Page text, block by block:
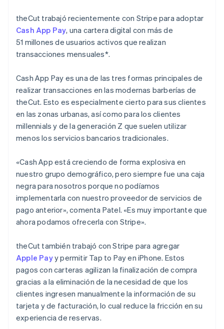
theCut trabajó recientemente con Stripe para adoptar
Cash App Pay, una cartera digital con más de
51 millones de usuarios activos que realizan
transacciones mensuales*.
Cash App Pay es una de las tres formas principales de
realizar transacciones en las modernas barberías de
theCut. Esto es especialmente cierto para sus clientes
en las zonas urbanas, así como para los clientes
millennials y de la generación Z que suelen utilizar
menos los servicios bancarios tradicionales.
«Cash App está creciendo de forma explosiva en
nuestro grupo demográfico, pero siempre fue una caja
negra para nosotros porque no podíamos
implementarla con nuestro proveedor de servicios de
pago anterior», comenta Patel. «Es muy importante que
ahora podamos ofrecerla con Stripe».
theCut también trabajó con Stripe para agregar
Apple Payy permitir Tap to Pay en iPhone. Estos
pagos con carteras agilizan la finalización de compra
gracias a la eliminación de la necesidad de que los
clientes ingresen manualmente la información de su
tarjeta y de facturación, lo cual reduce la fricción en su
experiencia de reservas.